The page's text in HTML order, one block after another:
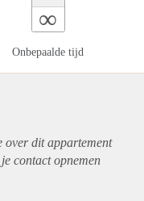
∞
Onbepaalde tijd
over ditappartement
contact opnemen